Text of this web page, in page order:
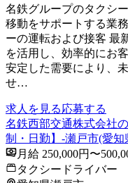
名鉄グループのタクシ
移動をサポートする業
ーの運転および接客 最
を活用し、効率的にお
安定した需要により、
せ…
求人を見る応募する
名鉄西部交通株式会社
制・日勤】-瀬戸市(愛知
月給 250,000円〜
タクシードライバー